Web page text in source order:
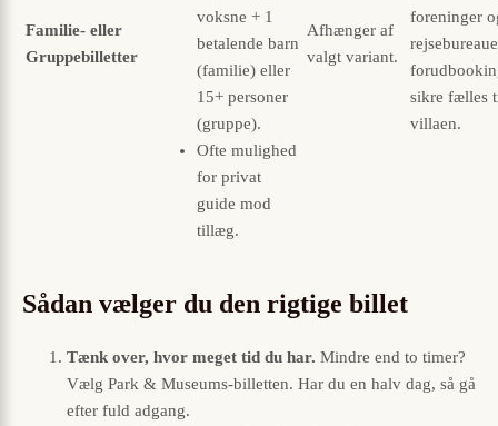
Familie- eller
Gruppebilletter
voksne + 1
betalende barn
(familie) eller
15+ personer
(gruppe).
Ofte mulighed
for privat
guide mod
tillæg.
Afhænger af
valgt variant.
foreninger
sikre fælles
villaen.
Sådan vælger du den rigtige billet
Tænk over, hvor meget tid du har. Mindre end to timer?
Vælg Park & Museums-billetten. Har du en halv dag, så gå
efter fuld adgang.